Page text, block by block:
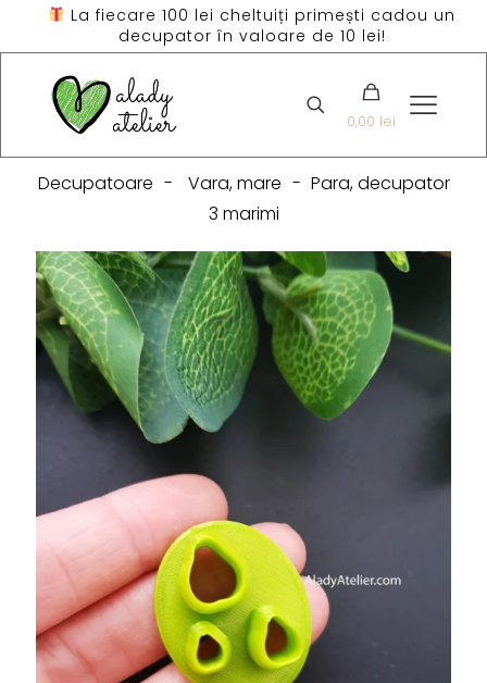
La fiecare 100 lei cheltuiți primești cadou un
decupator în valoare de 10 lei!
0,00 lei
Decupatoare - Vara, mare - Para, decupator
3 marimi